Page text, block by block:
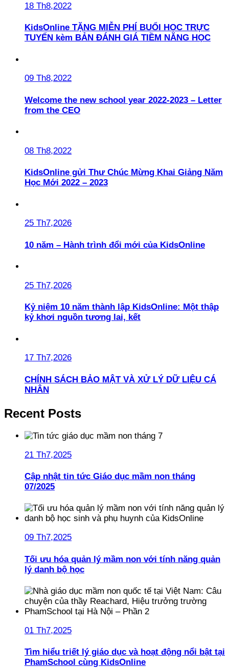
18 Th8,2022
KidsOnline TẶNG MIỄN PHÍ BUỔI HỌC TRỰC
TUYẾN kèm BẢN ĐÁNH GIÁ TIỀM NĂNG HỌC
09 Th8,2022
Welcome the new school year 2022-2023 – Letter
from the CEO
08 Th8,2022
KidsOnline gửi Thư Chúc Mừng Khai Giảng Năm
Học Mới 2022 – 2023
25 Th7,2026
10 năm – Hành trình đổi mới của KidsOnline
25 Th7,2026
Kỷ niệm 10 năm thành lập KidsOnline: Một thập
kỷ khơi nguồn tương lai, kết
17 Th7,2026
CHÍNH SÁCH BẢO MẬT VÀ XỬ LÝ DỮ LIỆU CÁ
NHÂN
Recent Posts
21 Th7,2025
Cập nhật tin tức Giáo dục mầm non tháng
07/2025
09 Th7,2025
Tối ưu hóa quản lý mầm non với tính năng quản
lý danh bộ học
01 Th7,2025
Tìm hiểu triết lý giáo dục và hoạt động nổi bật tại
PhamSchool cùng KidsOnline